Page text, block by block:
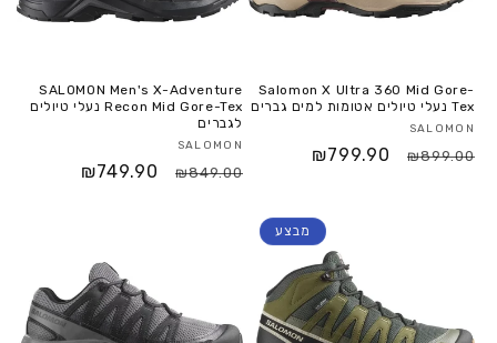
Salomon X Ultra 360 Mid Gore-
Tex נעלי טיולים אטומות למים גברים
SALOMON
₪899.00
₪799.90
SALOMON Men's X-Adventure
Recon Mid Gore-Tex נעלי טיולים
לגברים
SALOMON
₪849.00
₪749.90
מבצע